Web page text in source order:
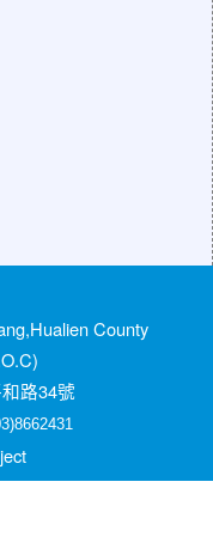
County
路34號